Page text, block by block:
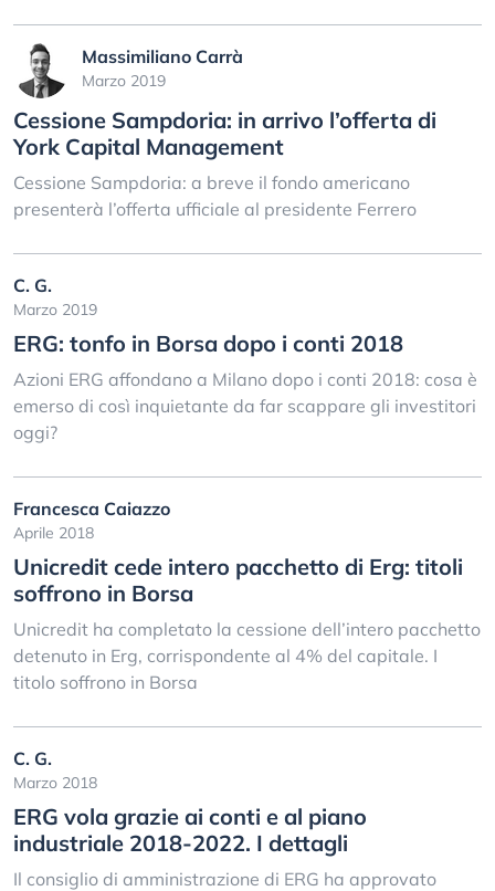
Massimiliano Carrà
Marzo 2019
Cessione Sampdoria: in arrivo l’offerta di
York Capital Management
Cessione Sampdoria: a breve il fondo americano
presenterà l’offerta ufficiale al presidente Ferrero
C. G.
Marzo 2019
ERG: tonfo in Borsa dopo i conti 2018
Azioni ERG affondano a Milano dopo i conti 2018: cosa è
emerso di così inquietante da far scappare gli investitori
oggi?
Francesca Caiazzo
Aprile 2018
Unicredit cede intero pacchetto di Erg: titoli
soffrono in Borsa
Unicredit ha completato la cessione dell’intero pacchetto
detenuto in Erg, corrispondente al 4% del capitale. I
titolo soffrono in Borsa
C. G.
Marzo 2018
ERG vola grazie ai conti e al piano
industriale 2018-2022. I dettagli
Il consiglio di amministrazione di ERG ha approvato